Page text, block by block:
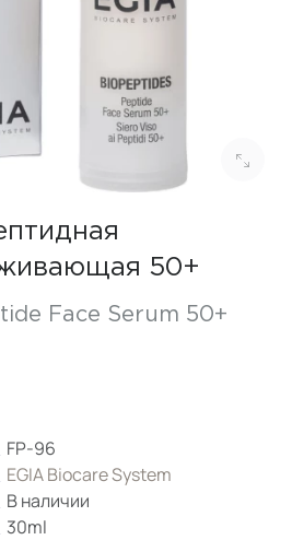
50+
Face Serum 50+
FP-96
EGIA Biocare System
В наличии
30ml